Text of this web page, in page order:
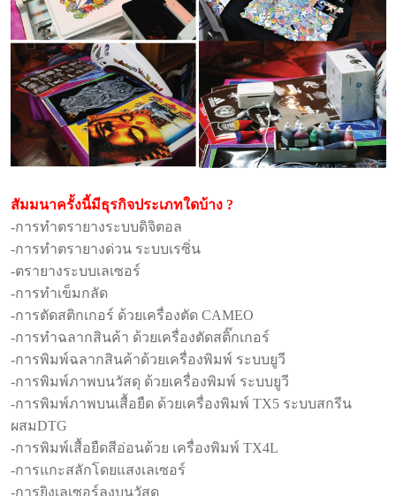
สัมมนาครั้งนี้มีธุรกิจประเภทใดบ้าง ?
-การทำตรายางระบบดิจิตอล
-การทำตรายางด่วน ระบบเรซิ่น
-ตรายางระบบเลเซอร์
-การทำเข็มกลัด
-การตัดสติกเกอร์ ด้วยเครื่องตัด CAMEO
-การทำฉลากสินค้า ด้วยเครื่องตัดสติ๊กเกอร์
-การพิมพ์ฉลากสินค้าด้วยเครื่องพิมพ์ ระบบยูวี
-การพิมพ์ภาพบนวัสดุ ด้วยเครื่องพิมพ์ ระบบยูวี
-การพิมพ์ภาพบนเสื้อยืด ด้วยเครื่องพิมพ์ TX5 ระบบสกรีน
ผสมDTG
-การพิมพ์เสื้อยืดสีอ่อนด้วย เครื่องพิมพ์ TX4L
-การแกะสลักโดยแสงเลเซอร์
-การยิงเลเซอร์ลงบนวัสดุ